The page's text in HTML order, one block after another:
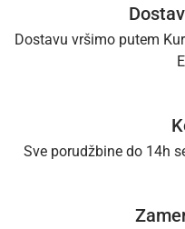
Dostavu vršimo putem
Sve porudžbine do 14h